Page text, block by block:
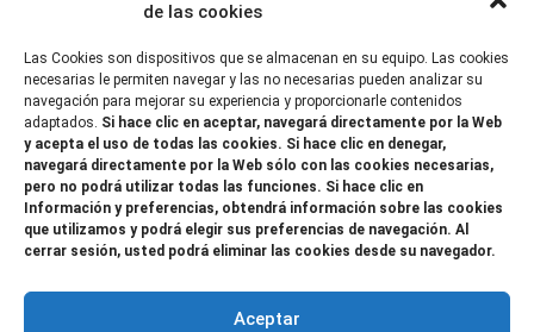
de las cookies
Las Cookies son dispositivos que se almacenan en su equipo. Las cookies
necesarias le permiten navegar y las no necesarias pueden analizar su
navegación para mejorar su experiencia y proporcionarle contenidos
adaptados. Si hace clic en aceptar, navegará directamente por la Web
y acepta el uso de todas las cookies. Si hace clic en denegar,
navegará directamente por la Web sólo con las cookies necesarias,
pero no podrá utilizar todas las funciones. Si hace clic en
Información y preferencias, obtendrá información sobre las cookies
que utilizamos y podrá elegir sus preferencias de navegación. Al
cerrar sesión, usted podrá eliminar las cookies desde su navegador.
Aceptar
pandemia de COVID-19 (REACT-UE), para compensar el sobrecoste
energético de gas natural y/o electricidad a pymes y autónomos
especialmente afectados por el incremento de los precios del gas
natural y la electricidad provocados por el impacto de la guerra de
agresión de Rusia contra Ucrania.”